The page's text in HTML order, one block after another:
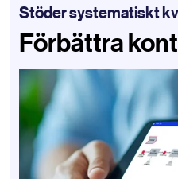
Stöder systematiskt
Förbättra